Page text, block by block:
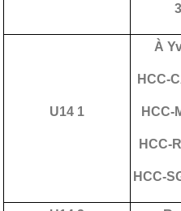
U14 1
À
HCC-
HCC-
HCC-
HCC-